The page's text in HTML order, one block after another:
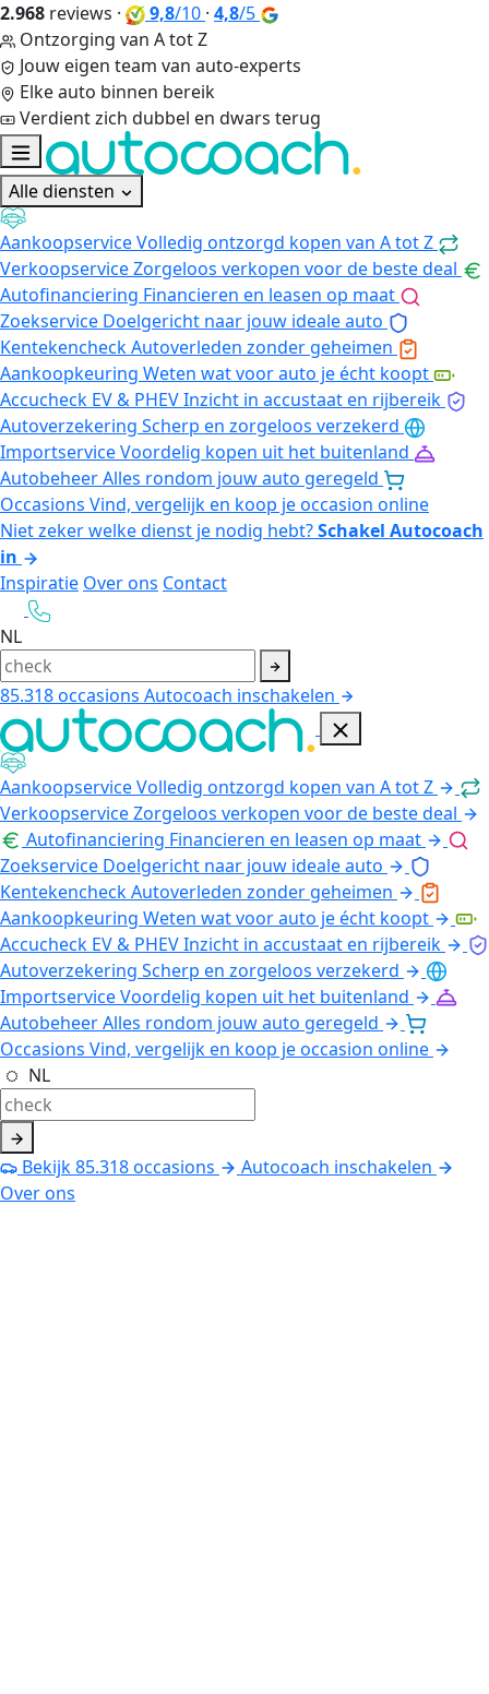
2.968 reviews · 9,8/10 · 4,8/5
Ontzorging van A tot Z
Jouw eigen team van auto-experts
Elke auto binnen bereik
Verdient zich dubbel en dwars terug
Alle diensten
AankoopserviceVolledig ontzorgd kopen van A tot Z
VerkoopserviceZorgeloos verkopen voor de beste deal
Autofinanciering Financieren en leasen op maat
Zoekservice Doelgericht naar jouw ideale auto
KentekencheckAutoverleden zonder geheimen
Aankoopkeuring Weten wat voor auto je écht koopt
Accucheck EV & PHEVInzicht in accustaat en rijbereik
Autoverzekering Scherp en zorgeloos verzekerd
ImportserviceVoordelig kopen uit het buitenland
AutobeheerAlles rondom jouw auto geregeld
Occasions Vind, vergelijk en koop je occasion online
Niet zeker welke dienst je nodig hebt?Schakel Autocoach
in
Inspiratie Over ons Contact
NL
85.318occasions Autocoach inschakelen
AankoopserviceVolledig ontzorgd kopen van A tot Z
VerkoopserviceZorgeloos verkopen voor de beste deal
Autofinanciering Financieren en leasen op maat
Zoekservice Doelgericht naar jouw ideale auto
KentekencheckAutoverleden zonder geheimen
Aankoopkeuring Weten wat voor auto je écht koopt
Accucheck EV & PHEVInzicht in accustaat en rijbereik
Autoverzekering Scherp en zorgeloos verzekerd
ImportserviceVoordelig kopen uit het buitenland
AutobeheerAlles rondom jouw auto geregeld
Occasions Vind, vergelijk en koop je occasion online
NL
Bekijk85.318occasions
Autocoach inschakelen
Over ons